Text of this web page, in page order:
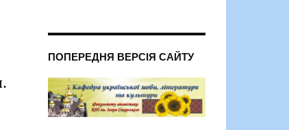
ПОПЕРЕДНЯ ВЕРСІЯ САЙТУ